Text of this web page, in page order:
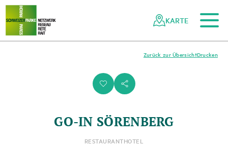
Navigieren
Netzwerk
Schweizer
Schnellnavigation
Zum Hauptinhalt
Zur mobilen Navigation
Zur Suche
Zum Fussbereich
Zur Sitemap
KARTE
i s
Drucken
Zurück zur Übersicht
GO-IN SÖRENBERG
RESTAURANTHOTEL